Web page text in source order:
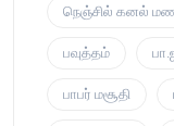
நெஞ்சில் கனல்
பவுத்தம்
பாபர் மசூதி